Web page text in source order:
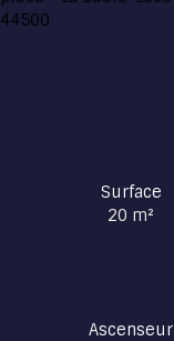
Surface
20 m²
Ascenseur